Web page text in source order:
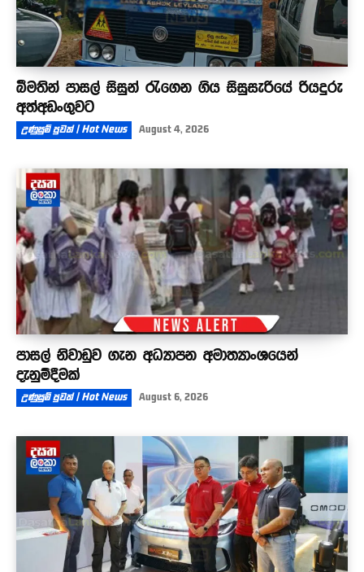
බීමතින් පාසල් සිසුන් රැගෙන ගිය සිසුසැරියේ රියදුරු
අත්අඩංගුවට
උණුසුම් පුවත් | Hot News August 4, 2026
පාසල් නිවාඩුව ගැන අධ්‍යාපන අමාත්‍යාංශයෙන්
දැනුම්දීමක්
උණුසුම් පුවත් | Hot News August 6, 2026